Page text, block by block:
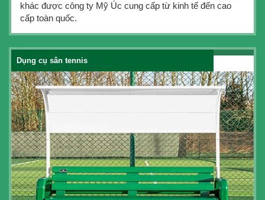
khác được công ty Mỹ Úc cung cấp từ kinh tế đến cao
cấp toàn quốc.
Dụng cụ sân tennis